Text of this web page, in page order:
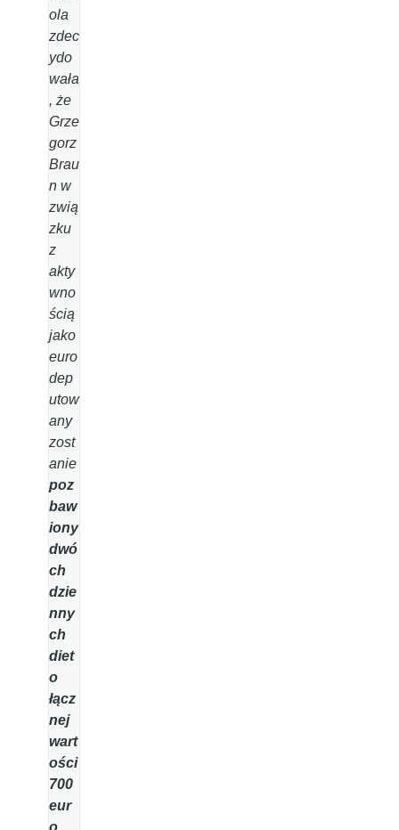
ola
zdec
ydo
wała
, że
Grze
gorz
Brau
n w
zwią
zku
z
akty
wno
ścią
jako
euro
dep
utow
any
zost
anie
poz
baw
iony
dwó
ch
dzie
nny
ch
diet
o
łącz
nej
wart
ości
700
eur
o